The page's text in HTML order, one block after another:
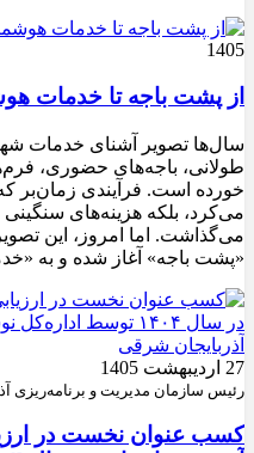
1405
از پشت باجه تا خدمات
سال‌ها تصویر آشنای خدمات
طولانی، باجه‌های حضوری،
خورده است. فرآیندی زمان‌بر
می‌کرد، بلکه هزینه‌های
می‌گذاشت. اما امروز، این
«پشت باجه» آغاز شده و به
27 اردیبهشت 1405
رئیس سازمان مدیریت و برنامه‌ریزی
کسب عنوان نخست در